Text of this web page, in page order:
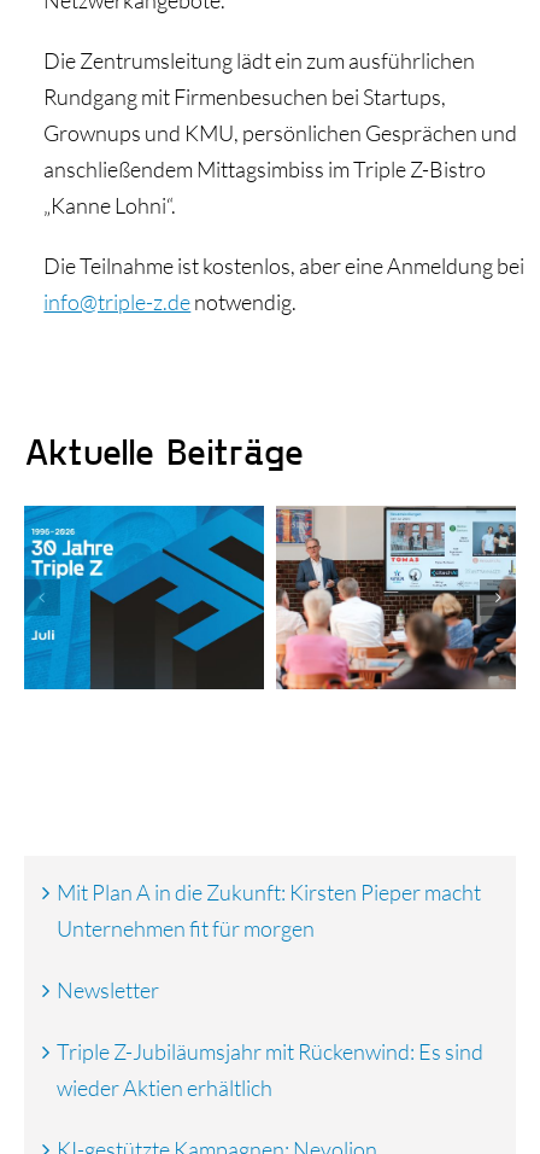
Die Zentrumsleitung lädt ein zum ausführlichen
Rundgang mit Firmenbesuchen bei Startups,
Grownups und KMU, persönlichen Gesprächen und
anschließendem Mittagsimbiss im Triple Z-Bistro
„Kanne Lohni“.
Die Teilnahme ist kostenlos, aber eine Anmeldung bei
info@triple-z.denotwendig.
Aktuelle Beiträge
Triple Z-
Jubiläumsjahr mit
Rückenwind: Es
sind wieder
Newsletter
Mit Plan A in die Zukunft: Kirsten Pieper macht
Unternehmen fit für morgen
Newsletter
Triple Z-Jubiläumsjahr mit Rückenwind: Es sind
wieder Aktien erhältlich